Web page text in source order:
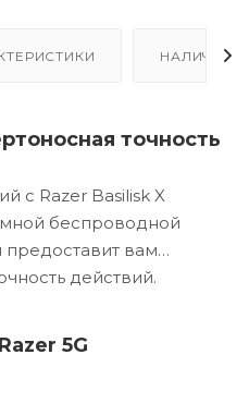
НАЛИЧИЕ
точность
с Razer Basilisk X
беспроводной
вам
действий.
5G